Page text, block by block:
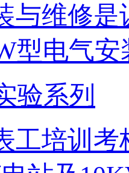
与维修是
型电气
验系列
工培训考